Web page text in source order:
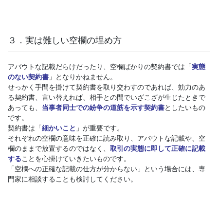
３．実は難しい空欄の埋め方
アバウトな記載だらけだったり、空欄ばかりの契約書では「実態
のない契約書 」となりかねません。
せっかく手間を掛けて契約書を取り交わすのであれば、効力のあ
る契約書、言い替えれば、相手との間でいざこざが生じたときで
あっても、 当事者同士での紛争の道筋を示す契約書としたいもの
です。
契約書は「細かいこと 」が重要です。
それぞれの空欄の意味を正確に読み取り、アバウトな記載や、空
欄のままで放置するのではなく、 取引の実態に即して正確に記載
することを心掛けていきたいものです。
「空欄への正確な記載の仕方が分からない」という場合には、専
門家に相談することも検討してください。